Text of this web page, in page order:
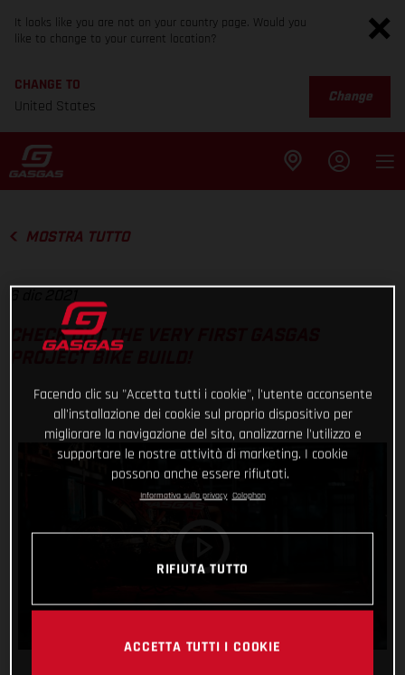
It looks like you are not on your country page. Would you
like to change to your current location?
CHANGE TO
United States
Change
MOSTRA TUTTO
CHECK OUT THE VERY FIRST GASGAS
Facendo clic su "Accetta tutti i cookie", l'utente acconsente
all'installazione dei cookie sul proprio dispositivo per
migliorare la navigazione del sito, analizzarne l'utilizzo e
supportare le nostre attività di marketing. I cookie
possono anche essere rifiutati.
Informativa sulla privacy Colophon
RIFIUTA TUTTO
ACCETTA TUTTI I COOKIE